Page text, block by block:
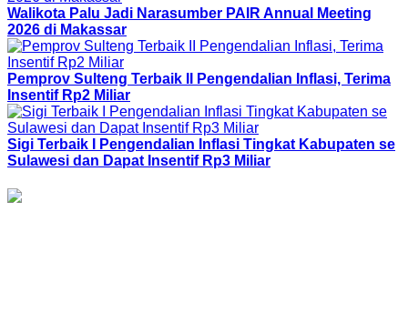
Walikota Palu Jadi Narasumber PAIR Annual Meeting
2026 di Makassar
Pemprov Sulteng Terbaik II Pengendalian Inflasi, Terima
Insentif Rp2 Miliar
Sigi Terbaik I Pengendalian Inflasi Tingkat Kabupaten se
Sulawesi dan Dapat Insentif Rp3 Miliar